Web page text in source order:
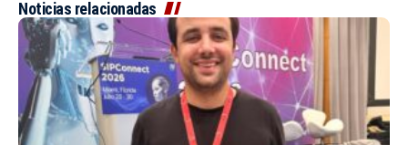
Noticias relacionadas